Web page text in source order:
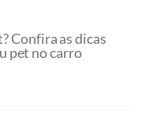
Confira as dicas
pet no carro